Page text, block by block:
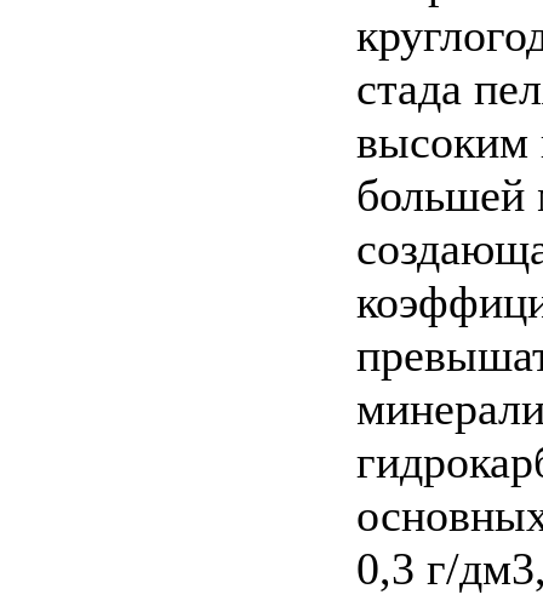
стада
высоким
большей
0,3 г/